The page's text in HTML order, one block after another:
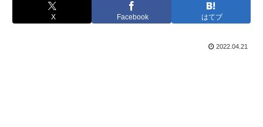
X Facebook はてブ
2022.04.21